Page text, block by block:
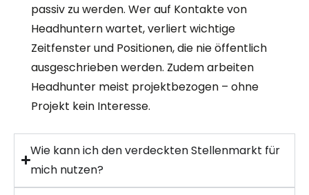
passiv zu werden. Wer auf Kontakte von
Headhuntern wartet, verliert wichtige
Zeitfenster und Positionen, die nie öffentlich
ausgeschrieben werden. Zudem arbeiten
Headhunter meist projektbezogen – ohne
Projekt kein Interesse.
Wie kann ich den verdeckten Stellenmarkt für
mich nutzen?